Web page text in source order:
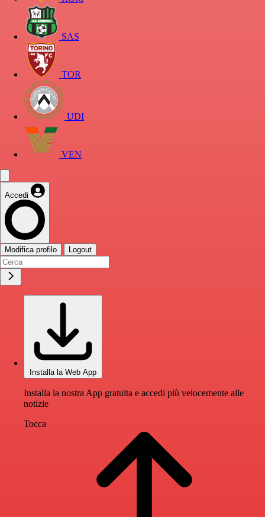
SAS
TOR
UDI
VEN
Accedi
Modifica profilo Logout
Installa la Web App
Installa la nostra App gratuita e accedi più velocemente alle
notizie
Tocca